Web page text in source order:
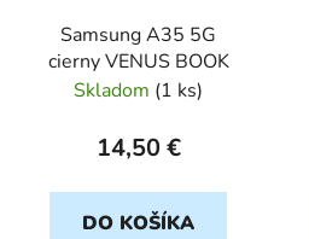
Samsung A35 5G
cierny VENUS BOOK
Skladom (1 ks)
14,50 €
DO KOŠÍKA